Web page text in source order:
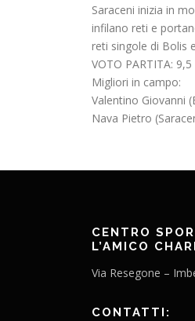
Saraceni inizia in
infilano reti e
reti singole di Bolis
VOTO PARTITA: 9,5
Migliori in campo:
Valentino Giovanni
Nava Pietro
CENTRO
L’AMICO
Via Resegone –
CONTATTI: